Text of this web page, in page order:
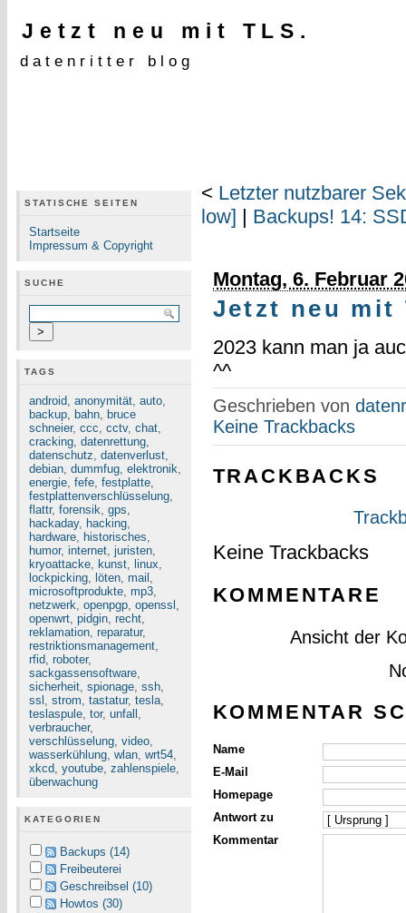
Jetzt neu mit TLS.
datenritter blog
STATISCHE SEITEN
Startseite
Impressum & Copyright
SUCHE
TAGS
android, anonymität, auto,
backup, bahn, bruce
schneier, ccc, cctv, chat,
cracking, datenrettung,
datenschutz, datenverlust,
debian, dummfug, elektronik,
energie, fefe, festplatte,
festplattenverschlüsselung,
flattr, forensik, gps,
hackaday, hacking,
hardware, historisches,
humor, internet, juristen,
kryoattacke, kunst, linux,
lockpicking, löten, mail ,
microsoftprodukte, mp3,
netzwerk, openpgp, openssl ,
openwrt, pidgin, recht,
reklamation, reparatur,
restriktionsmanagement,
rfid, roboter,
sackgassensoftware,
sicherheit, spionage, ssh,
ssl , strom, tastatur, tesla,
teslaspule, tor, unfall ,
verbraucher,
verschlüsselung, video,
wasserkühlung, wlan, wrt54,
xkcd, youtube, zahlenspiele,
überwachung
KATEGORIEN
Backups (14)
Freibeuterei
Geschreibsel (10)
Howtos (30)
< Letzter nutzbarer
low] | Backups! 14:
Montag, 6. Februar
Jetzt neu mit
2023 kann man ja
^^
Geschrieben von
Keine Trackbacks
TRACKBACKS
Keine Trackbacks
KOMMENTARE
Ansicht der
KOMMENTAR
Name
E-Mail
Homepage
Antwort zu
Kommentar